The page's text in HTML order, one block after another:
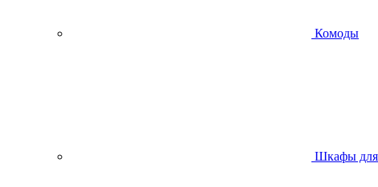
Комоды
Шкафы